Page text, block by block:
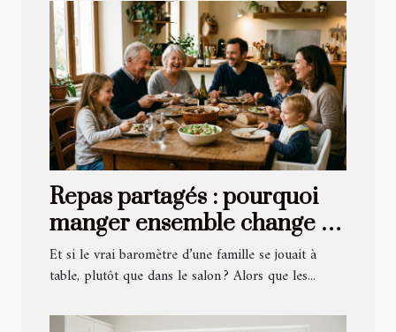
Repas partagés : pourquoi
manger ensemble change la
dynamique familiale
Et si le vrai baromètre d’une famille se jouait à
table, plutôt que dans le salon ? Alors que les...